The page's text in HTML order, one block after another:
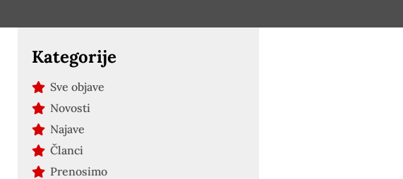
Kategorije
Sve objave
Novosti
Najave
Članci
Prenosimo